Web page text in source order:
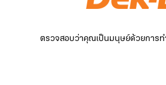
ตรวจสอบว่าคุณเป็นมนุษย์ด้วยการท